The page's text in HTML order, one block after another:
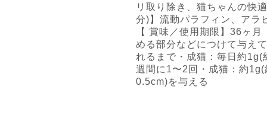
リ取り除き、猫ちゃんの快
分)】流動パラフィン、アラ
【 賞味／使用期限】36ヶ
める部分などにつけて与え
れるまで・成猫：毎日約
週間に1〜2回・成猫：約
0.5cm)を与える